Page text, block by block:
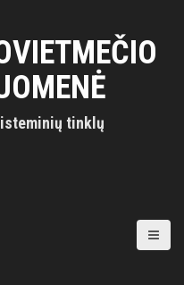
tinklų